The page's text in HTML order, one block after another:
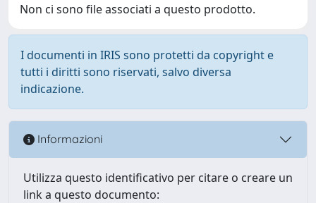
Non ci sono file associati a questo prodotto.
I documenti in IRIS sono protetti da copyright e
tutti i diritti sono riservati, salvo diversa
indicazione.
Informazioni
Utilizza questo identificativo per citare o creare un
link a questo documento: